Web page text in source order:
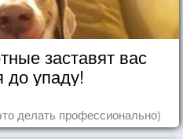
заставят вас
до упаду!
делать профессионально)